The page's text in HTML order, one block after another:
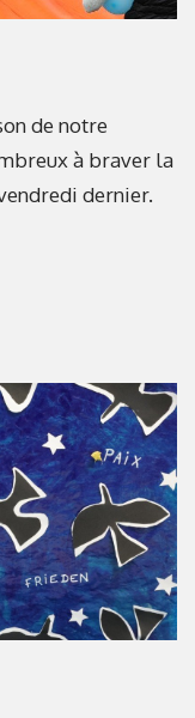
de notre
à braver la
dernier.